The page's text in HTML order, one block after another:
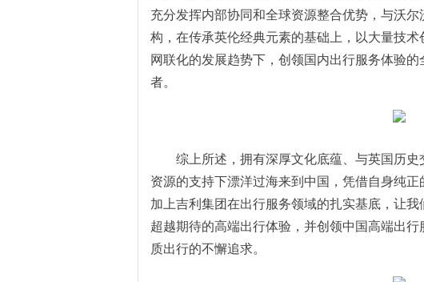
充分发挥内部协同和全球资源整合优势，与沃
构 ， 在传承英伦经典元素的基础上，以大量技术
网联化的发展趋势下， 创领国内出行服务体验的
者。
综上所述， 拥有深厚文化底蕴、 与英国历史
资源的支持下漂洋过海来到中国 ， 凭借自身纯正
加上吉利集团在出行服务领域的扎实基底， 让我
超越期待的高端出行体验 ，并创领中国高端出行
质出行的不懈追求。